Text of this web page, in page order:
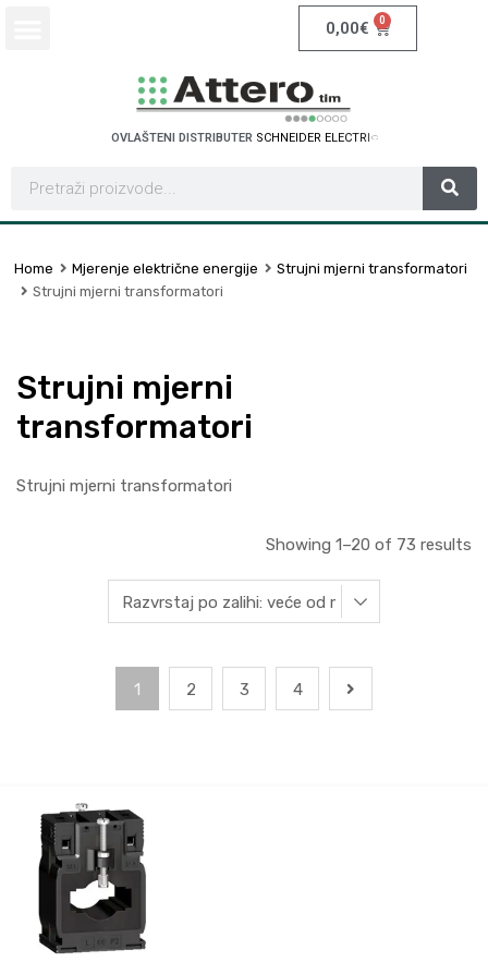
0,00€ 0
OVLAŠTENI DISTRIBUTER SCHNEIDER ELECTRIC
Home Mjerenje električne energije
Strujni mjerni transformatori
Strujni mjerni transformatori
Strujni mjerni
transformatori
Strujni mjerni transformatori
Showing 1–20 of 73 results
1 2 3 4